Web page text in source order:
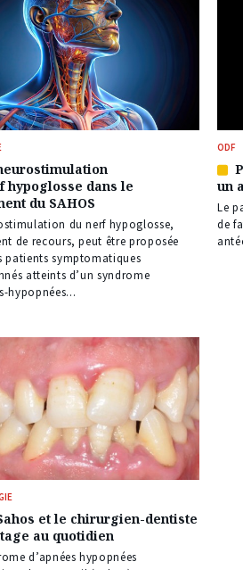
hypoglosse dans le
du SAHOS
du nerf hypoglosse,
de recours, peut être proposée
patients symptomatiques
atteints d’un syndrome
hypopnées...
ODF
à
nos
un
Le
de
et le chirurgien-dentiste
au quotidien
d’apnées hypopnées